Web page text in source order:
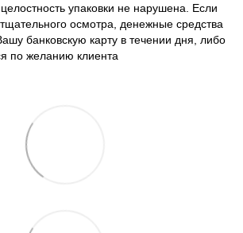
упаковки не нарушена. Если
осмотра, денежные средства
банковскую карту в течении дня, либо
по желанию клиента